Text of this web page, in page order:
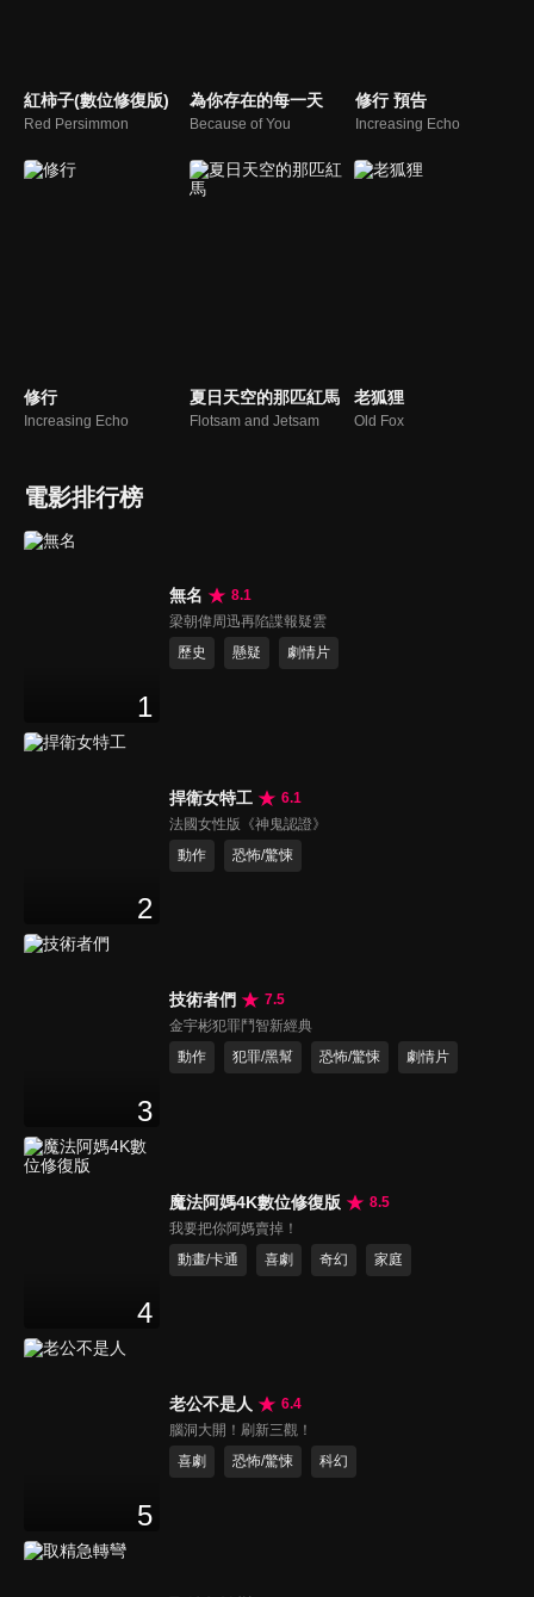
紅柿子(數位修復版)
Red Persimmon
為你存在的每一天
Because of You
修行 預告
Increasing Echo
修行
Increasing Echo
夏日天空的那匹紅馬
Flotsam and Jetsam
老狐狸
Old Fox
電影排行榜
1
無名
8.1
梁朝偉周迅再陷諜報疑雲
歷史
懸疑 劇情片
2
捍衛女特工
6.1
法國女性版《神鬼認證》
動作
恐怖/驚悚
3
技術者們
7.5
金宇彬犯罪鬥智新經典
動作
犯罪/黑幫 恐怖/驚悚 劇情片
4
魔法阿媽4K數位修復版
8.5
我要把你阿媽賣掉！
動畫/卡通
喜劇 奇幻 家庭
5
老公不是人
6.4
腦洞大開！刷新三觀！
喜劇
恐怖/驚悚 科幻